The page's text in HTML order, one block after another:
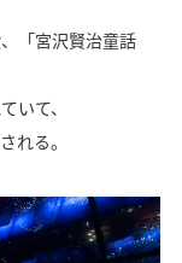
「宮沢賢治童話
いて、
れる。